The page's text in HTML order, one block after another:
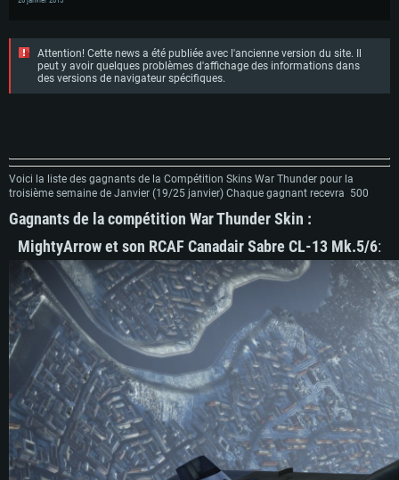
Attention! Cette news a été publiée avec l'ancienne version du site. Il
peut y avoir quelques problèmes d'affichage des informations dans
des versions de navigateur spécifiques.
Voici la liste des gagnants de la Compétition Skins War Thunder pour la
troisième semaine de Janvier (19/25 janvier) Chaque gagnant recevra 500
Gagnants de la compétition War Thunder Skin :
MightyArrow et son RCAF Canadair Sabre CL-13 Mk.5/6: